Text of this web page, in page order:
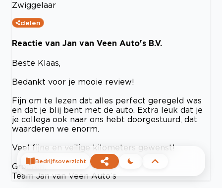
Zwiggelaar
delen
Reactie van Jan van Veen Auto's B.V.
Beste Klaas,
Bedankt voor je mooie review!
Fijn om te lezen dat alles perfect geregeld was
en dat je blij bent met de auto. Extra leuk dat je
je collega ook naar ons hebt doorgestuurd, dat
waarderen we enorm.
Veel fijne en veilige kilometers gewenst!
Groeten,
Team Jan van Veen Auto’s
Bedrijfsoverzicht